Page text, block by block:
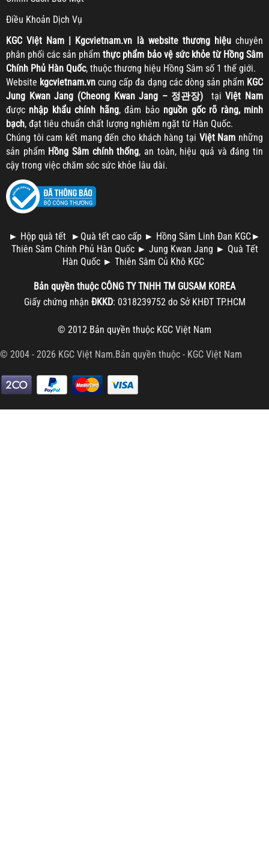
Điều Khoản Dịch Vụ
KGCViệt Nam | Kgcvietnam.vn là website thương hiệuchuyên
phân phối các sản phẩmthực phẩm bảo vệ sức khỏe từ Hồng Sâm
Chính Phủ Hàn Quốc, thuộc thương hiệu Hồng Sâm số 1 thế giới.
Website kgcvietnam.vn cung cấp đa dạng các dòng sản phẩm KGC
Jung Kwan Jang (Cheong Kwan Jang – 정관장) tạiViệt Nam
được nhập khẩu chính hãng, đảm bảo nguồn gốc rõ ràng, minh
bạch, đạt tiêu chuẩn chất lượng nghiêm ngặt từ Hàn Quốc.
Chúng tôi cam kết mang đến cho khách hàng tại Việt Nam những
sản phẩm Hồng Sâm chính thống, an toàn, hiệu quả và đáng tin
cậy trong việc chăm sóc sức khỏe lâu dài.
► Hộp quà tết ► Quà tết cao cấp ► Hồng Sâm Linh Đan KGC►
Thiên Sâm Chính Phủ Hàn Quốc ► Jung Kwan Jang ► Quà Tết
Hàn Quốc ► Thiên Sâm Củ Khô KGC
Bản quyền thuộc CÔNG TY TNHH TM GUSAM KOREA
Giấy chứng nhận ĐKKD: 0318239752 do Sở KHĐT TP.HCM
© 2012 Bản quyền thuộc KGC Việt Nam
© 2004 - 2026 KGC Việt Nam.Bản quyền thuộc - KGC Việt Nam